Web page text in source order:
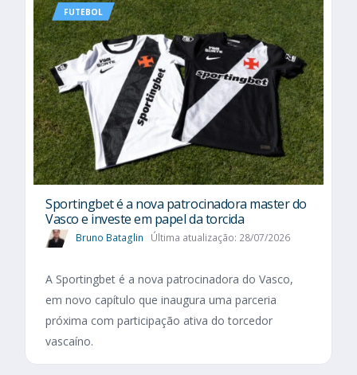
FUTEBOL
Sportingbet é a nova patrocinadora master do
Vasco e investe em papel da torcida
Bruno Bataglin Última atualização: 28/07/2026
A Sportingbet é a nova patrocinadora do Vasco,
em novo capítulo que inaugura uma parceria
próxima com participação ativa do torcedor
vascaíno.